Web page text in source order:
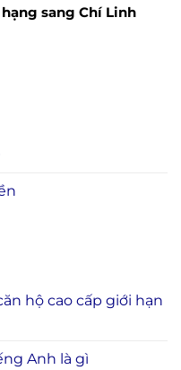
sang Chí Linh
hộ cao cấp giới hạn
Anh là gì